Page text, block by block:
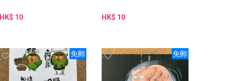
HK$ 10 HK$ 10
免郵 免郵